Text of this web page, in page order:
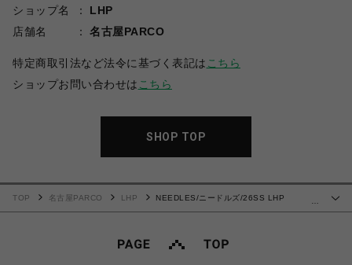
ショップ名
LHP
店舗名
名古屋PARCO
特定商取引法など法令に基づく表記は こちら
ショップお問い合わせは こちら
SHOP TOP
…
TOP 名古屋PARCO LHP
NEEDLES/ニードルズ/26SS LHP